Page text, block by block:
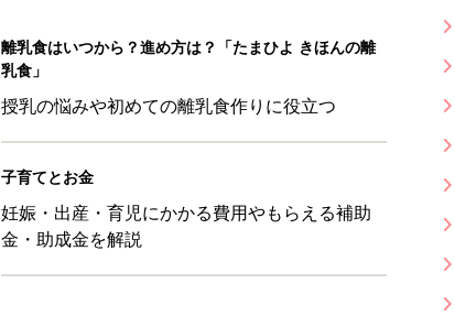
離乳食はいつから？進め方は？「たまひよ きほんの離
乳食」
授乳の悩みや初めての離乳食作りに役立つ
子育てとお金
妊娠・出産・育児にかかる費用やもらえる補助
金・助成金を解説